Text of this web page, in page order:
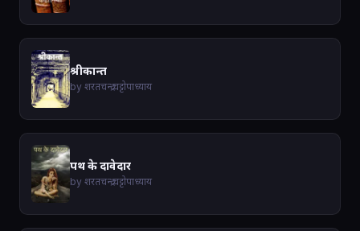
श्रीकान्त
by शरतचन्द्र चट्टोपाध्याय
पथ के दावेदार
by शरतचन्द्र चट्टोपाध्याय